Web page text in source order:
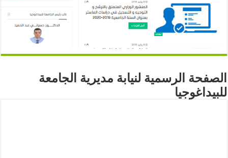
الصفحة الرسمية لنيابة مديرية الجامعة
للبيداغوجيا